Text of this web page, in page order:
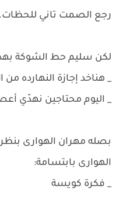
رجع الصمت تاني
لكن سليم حط الشوكة
_ هناخد إجازة النهارده من
_ اليوم محتاجين نهدّي
بصله مهران الهوارى
الهوارى بابتسامة:
_ فكرة كويسة